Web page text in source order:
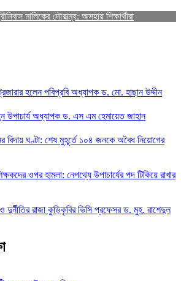
মালিকের দৌরাত্ম্য: অসহায় শিক্ষার্থীরা
হলেন পবিপ্রবি অধ্যাপক ড. মো. হাছান উদ্দীন
উপাচার্য অধ্যাপক ড. এস এম হেমায়েত জাহান
বিদায় ঘণ্টা: শেষ মুহূর্তে ১০৪ জনকে অবৈধ নিয়োগের
ওপর হামলা: নেপথ্যে উপাচার্যের পদ টিকিয়ে রাখার
দুর্নীতির রাজা কুড়িকৃবির ভিসি প্রফেসর ড. মুহ. রাশেদুল